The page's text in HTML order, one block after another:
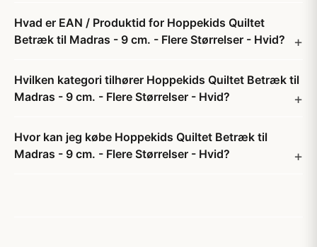
Hvad er EAN / Produktid for Hoppekids Quiltet
Betræk til Madras - 9 cm. - Flere Størrelser - Hvid?
Hvilken kategori tilhører Hoppekids Quiltet Betræk til
Madras - 9 cm. - Flere Størrelser - Hvid?
Hvor kan jeg købe Hoppekids Quiltet Betræk til
Madras - 9 cm. - Flere Størrelser - Hvid?